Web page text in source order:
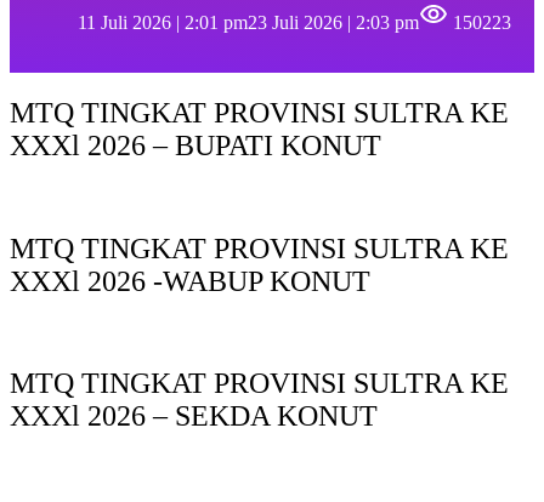
11 Juli 2026 | 2:01 pm23 Juli 2026 | 2:03 pm 150223
MTQ TINGKAT PROVINSI SULTRA KE
XXXl 2026 – BUPATI KONUT
MTQ TINGKAT PROVINSI SULTRA KE
XXXl 2026 -WABUP KONUT
MTQ TINGKAT PROVINSI SULTRA KE
XXXl 2026 – SEKDA KONUT